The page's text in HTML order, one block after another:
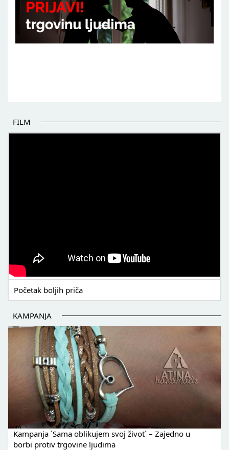
FILM
Početak boljih priča
KAMPANJA
Kampanja `Sama oblikujem svoj život` – Zajedno u
borbi protiv trgovine ljudima